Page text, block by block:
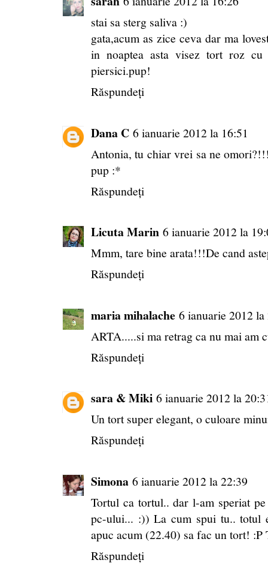
stai sa sterg saliva :)
gata,acum as zice ceva dar ma
in noaptea asta visez tort roz
piersici.pup!
Răspundeți
Dana C 6 ianuarie 2012 la 16:51
Antonia, tu chiar vrei sa ne
pup :*
Răspundeți
Licuta Marin 6 ianuarie 2012 la
Mmm, tare bine arata!!!De cand
Răspundeți
maria mihalache 6 ianuarie 2012 la
ARTA.....si ma retrag ca nu mai am
Răspundeți
sara & Miki 6 ianuarie 2012 la
Un tort super elegant, o culoare
Răspundeți
Simona 6 ianuarie 2012 la 22:39
Tortul ca tortul.. dar l-am speriat
pc-ului... :)) La cum spui tu.. totul
apuc acum (22.40) sa fac un tort! :P
Răspundeți